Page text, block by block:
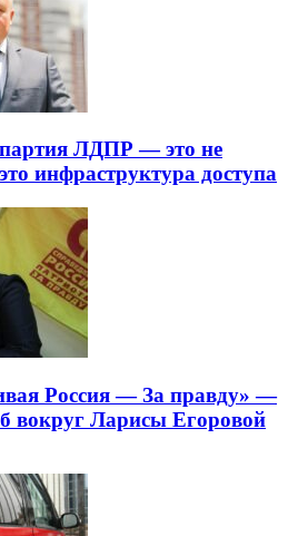
ЛДПР — это не
инфраструктура доступа
Россия — За правду» —
вокруг Ларисы Егоровой